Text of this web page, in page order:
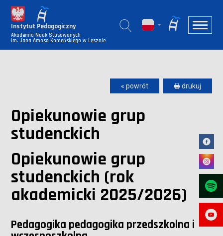
Instytut Pedagogiczny
Akademia Nauk Stosowanych
im. Jana Amosa Komeńskiego w Lesznie
« powrót 🖶 drukuj
Opiekunowie grup
studenckich
Opiekunowie grup
studenckich (rok
akademicki 2025/2026)
Pedagogika pedagogika przedszkolna i